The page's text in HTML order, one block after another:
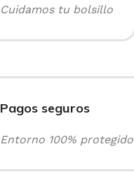
Cuidamos tu bolsillo
Pagos seguros
Entorno 100% protegido